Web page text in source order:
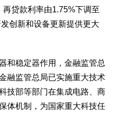
黑 沪 苏 浙 皖
闽
琼 渝 川 黔 滇
藏
智库之声
贷款利率由1.75%下调至
创新和设备更新提供更大
稳定器作用，金融监管总
融监管总局已实施重大技术
技部等部门在集成电路、商
体机制，为国家重大科技任